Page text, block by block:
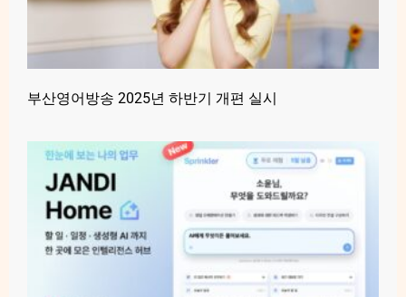
부산영어방송 2025년 하반기 개편 실시